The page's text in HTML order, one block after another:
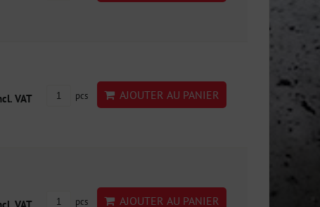
VAT pcs AJOUTER AU PANIER
VAT pcs AJOUTER AU PANIER